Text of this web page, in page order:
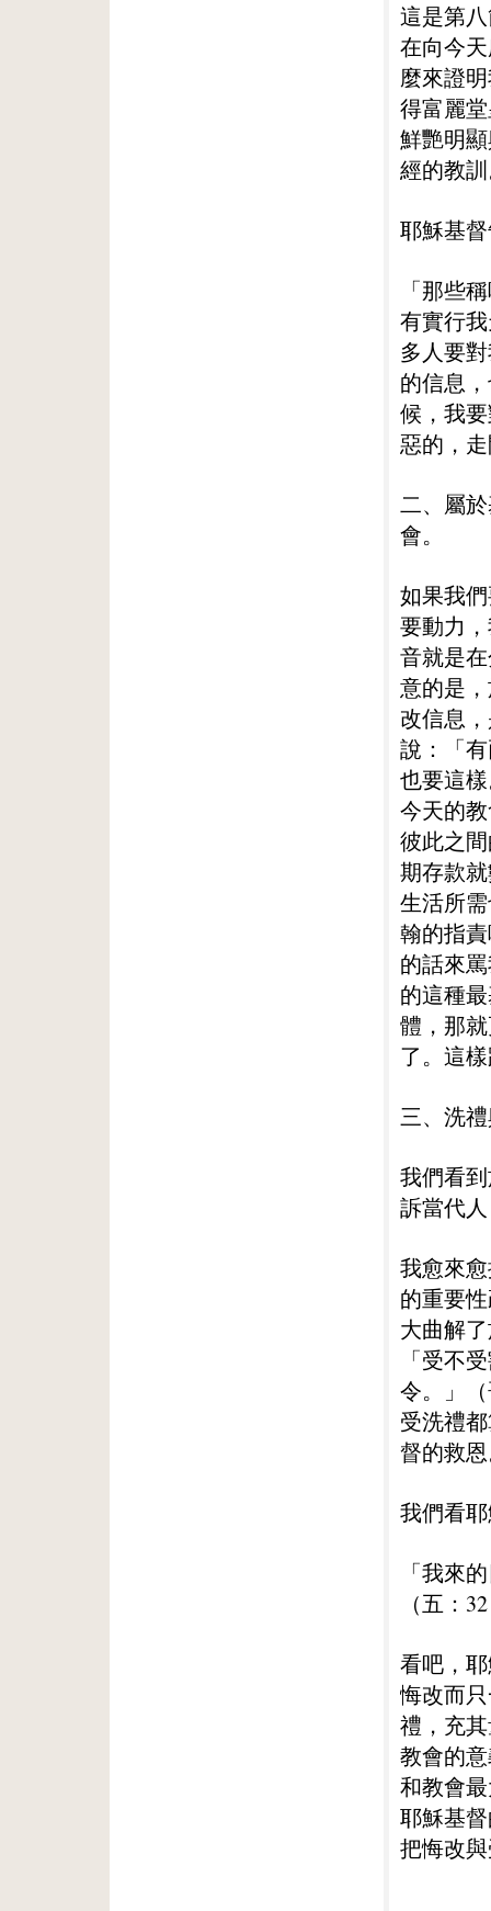
這是第
在向今
麼來證
得富麗
鮮艷明
經的教
耶穌基
「那些
有實行
多人要
的信息
候，我
惡的，
二、屬
會。
如果我
要動力
音就是
意的是
改信息
說：「
也要這
今天的
彼此之
期存款
生活所
翰的指
的話來
的這種
體，那
了。這
三、洗
我們看
訴當代
我愈來
的重要
大曲解
「受不
令。」
受洗禮
督的救
我們看
「我來
（五：
看吧，
悔改而
禮，充
教會的
和教會
耶穌基
把悔改